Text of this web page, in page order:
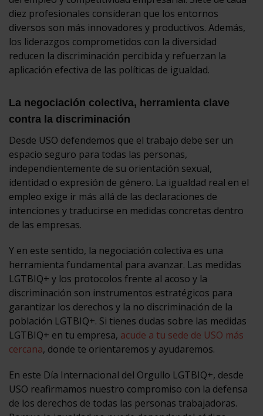
diez profesionales consideran que los entornos
diversos son más innovadores y productivos. Además,
los liderazgos comprometidos con la diversidad
reducen la discriminación percibida y refuerzan la
aplicación efectiva de las políticas de igualdad.
La negociación colectiva, herramienta clave
contra la discriminación
Desde USO defendemos que el trabajo debe ser un
espacio seguro para todas las personas,
independientemente de su orientación sexual,
identidad o expresión de género. La igualdad real en el
empleo exige ir más allá de las declaraciones de
intenciones y traducirse en medidas concretas dentro
de las empresas.
Y en este sentido, la negociación colectiva es una
herramienta fundamental para avanzar. Las medidas
LGTBIQ+ y los protocolos frente al acoso y la
discriminación son instrumentos estratégicos para
garantizar los derechos y la no discriminación de la
población LGTBIQ+. Si tienes dudas sobre las medidas
LGTBIQ+ en tu empresa, acude a tu sede de USO más
cercana, donde te orientaremos y ayudaremos.
En este Día Internacional del Orgullo LGTBIQ+, desde
USO reafirmamos nuestro compromiso con la defensa
de los derechos de todas las personas trabajadoras.